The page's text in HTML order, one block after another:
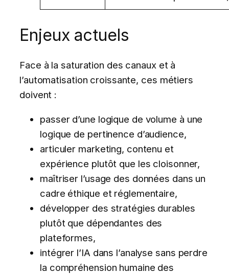
Enjeux actuels
Face à la saturation des canaux et à
l’automatisation croissante, ces métiers
doivent :
passer d’une logique de volume à une
logique de pertinence d’audience,
articuler marketing, contenu et
expérience plutôt que les cloisonner,
maîtriser l’usage des données dans un
cadre éthique et réglementaire,
développer des stratégies durables
plutôt que dépendantes des
plateformes,
intégrer l’IA dans l’analyse sans perdre
la compréhension humaine des